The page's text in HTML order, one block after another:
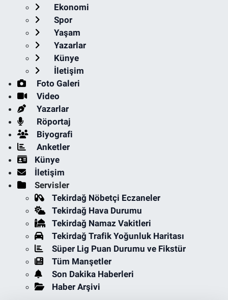
Ekonomi
Spor
Yaşam
Yazarlar
Künye
İletişim
Foto Galeri
Video
Yazarlar
Röportaj
Biyografi
Anketler
Künye
İletişim
Servisler
Tekirdağ Nöbetçi Eczaneler
Tekirdağ Hava Durumu
Tekirdağ Namaz Vakitleri
Tekirdağ Trafik Yoğunluk Haritası
Süper Lig Puan Durumu ve Fikstür
Tüm Manşetler
Son Dakika Haberleri
Haber Arşivi